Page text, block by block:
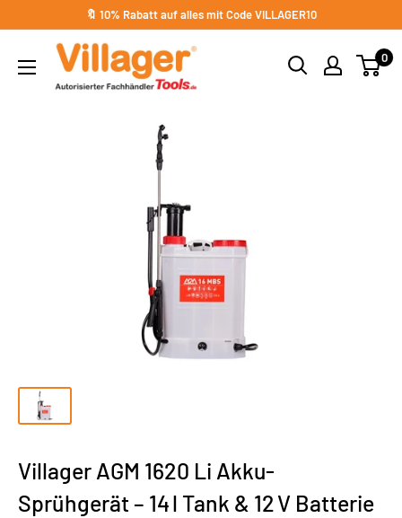
Inhalt
🔖 10% Rabatt auf alles mit Code VILLAGER10
Villager 0
Villager AGM 1620 Li Akku-
Sprühgerät – 14 l Tank & 12 V Batterie